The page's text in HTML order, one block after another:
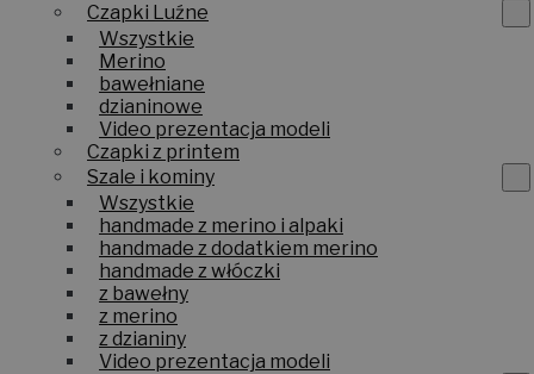
Czapki Luźne
Wszystkie
Merino
bawełniane
dzianinowe
Video prezentacja modeli
Czapki z printem
Szale i kominy
Wszystkie
handmade z merino i alpaki
handmade z dodatkiem merino
handmade z włóczki
z bawełny
z merino
z dzianiny
Video prezentacja modeli